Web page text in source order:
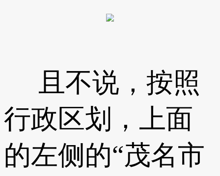
且不说，按照
行政区划，上面
的左侧的“茂名市